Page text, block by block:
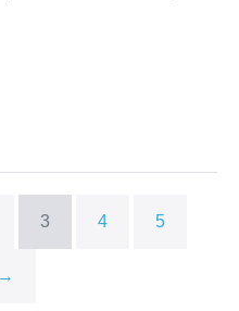
3 4 5